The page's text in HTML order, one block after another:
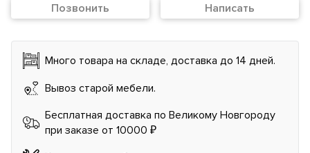
Позвонить Написать
Много товара на складе, доставка до 14 дней.
Вывоз старой мебели.
Бесплатная доставка по Великому Новгороду
при заказе от 10000 ₽